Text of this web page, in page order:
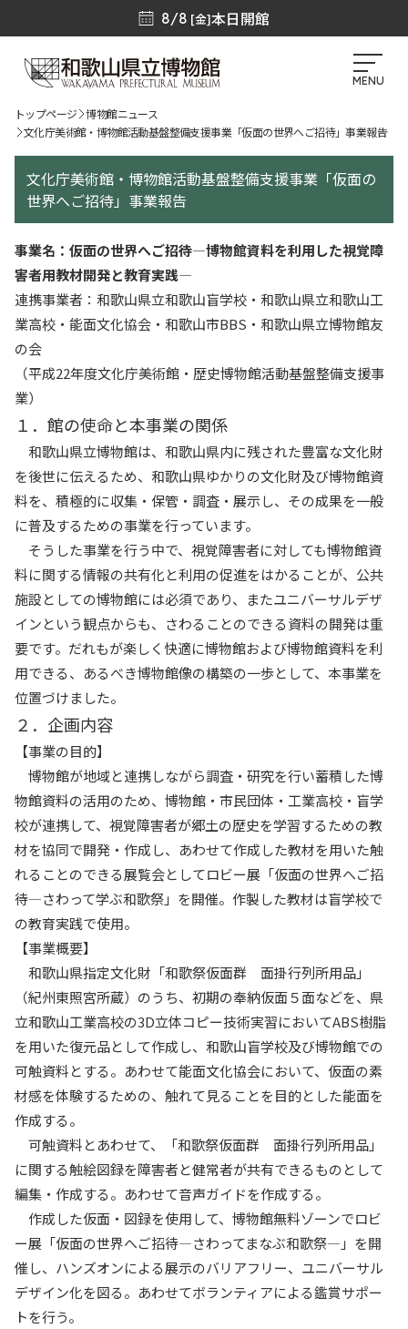
8/8 [金]本日開館
MENU
トップページ
博物館ニュース
文化庁美術館・博物館活動基盤整備支援事業「仮面の世界へご招待」事業報告
文化庁美術館・博物館活動基盤整備支援事業「仮面の
世界へご招待」事業報告
事業名：仮面の世界へご招待―博物館資料を利用した視覚障
害者用教材開発と教育実践―
連携事業者：和歌山県立和歌山盲学校・和歌山県立和歌山工
業高校・能面文化協会・和歌山市BBS・和歌山県立博物館友
の会
（平成22年度文化庁美術館・歴史博物館活動基盤整備支援事
業）
１．館の使命と本事業の関係
和歌山県立博物館は、和歌山県内に残された豊富な文化財
を後世に伝えるため、和歌山県ゆかりの文化財及び博物館資
料を、積極的に収集・保管・調査・展示し、その成果を一般
に普及するための事業を行っています。
そうした事業を行う中で、視覚障害者に対しても博物館資
料に関する情報の共有化と利用の促進をはかることが、公共
施設としての博物館には必須であり、またユニバーサルデザ
インという観点からも、さわることのできる資料の開発は重
要です。だれもが楽しく快適に博物館および博物館資料を利
用できる、あるべき博物館像の構築の一歩として、本事業を
位置づけました。
２．企画内容
【事業の目的】
博物館が地域と連携しながら調査・研究を行い蓄積した博
物館資料の活用のため、博物館・市民団体・工業高校・盲学
校が連携して、視覚障害者が郷土の歴史を学習するための教
材を協同で開発・作成し、あわせて作成した教材を用いた触
れることのできる展覧会としてロビー展「仮面の世界へご招
待―さわって学ぶ和歌祭」を開催。作製した教材は盲学校で
の教育実践で使用。
【事業概要】
和歌山県指定文化財「和歌祭仮面群 面掛行列所用品」
（紀州東照宮所蔵）のうち、初期の奉納仮面５面などを、県
立和歌山工業高校の3D立体コピー技術実習においてABS樹脂
を用いた復元品として作成し、和歌山盲学校及び博物館での
可触資料とする。あわせて能面文化協会において、仮面の素
材感を体験するための、触れて見ることを目的とした能面を
作成する。
可触資料とあわせて、「和歌祭仮面群 面掛行列所用品」
に関する触絵図録を障害者と健常者が共有できるものとして
編集・作成する。あわせて音声ガイドを作成する。
作成した仮面・図録を使用して、博物館無料ゾーンでロビ
ー展「仮面の世界へご招待―さわってまなぶ和歌祭―」を開
催し、ハンズオンによる展示のバリアフリー、ユニバーサル
デザイン化を図る。あわせてボランティアによる鑑賞サポー
トを行う。